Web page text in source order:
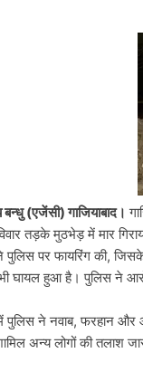
(एजेंसी) गाजियाबाद।
तड़के मुठभेड़ में मार
पुलिस पर फायरिंग की,
भी घायल हुआ है। पुलिस ने
पुलिस ने नवाब, फरहान और
अन्य लोगों की तलाश